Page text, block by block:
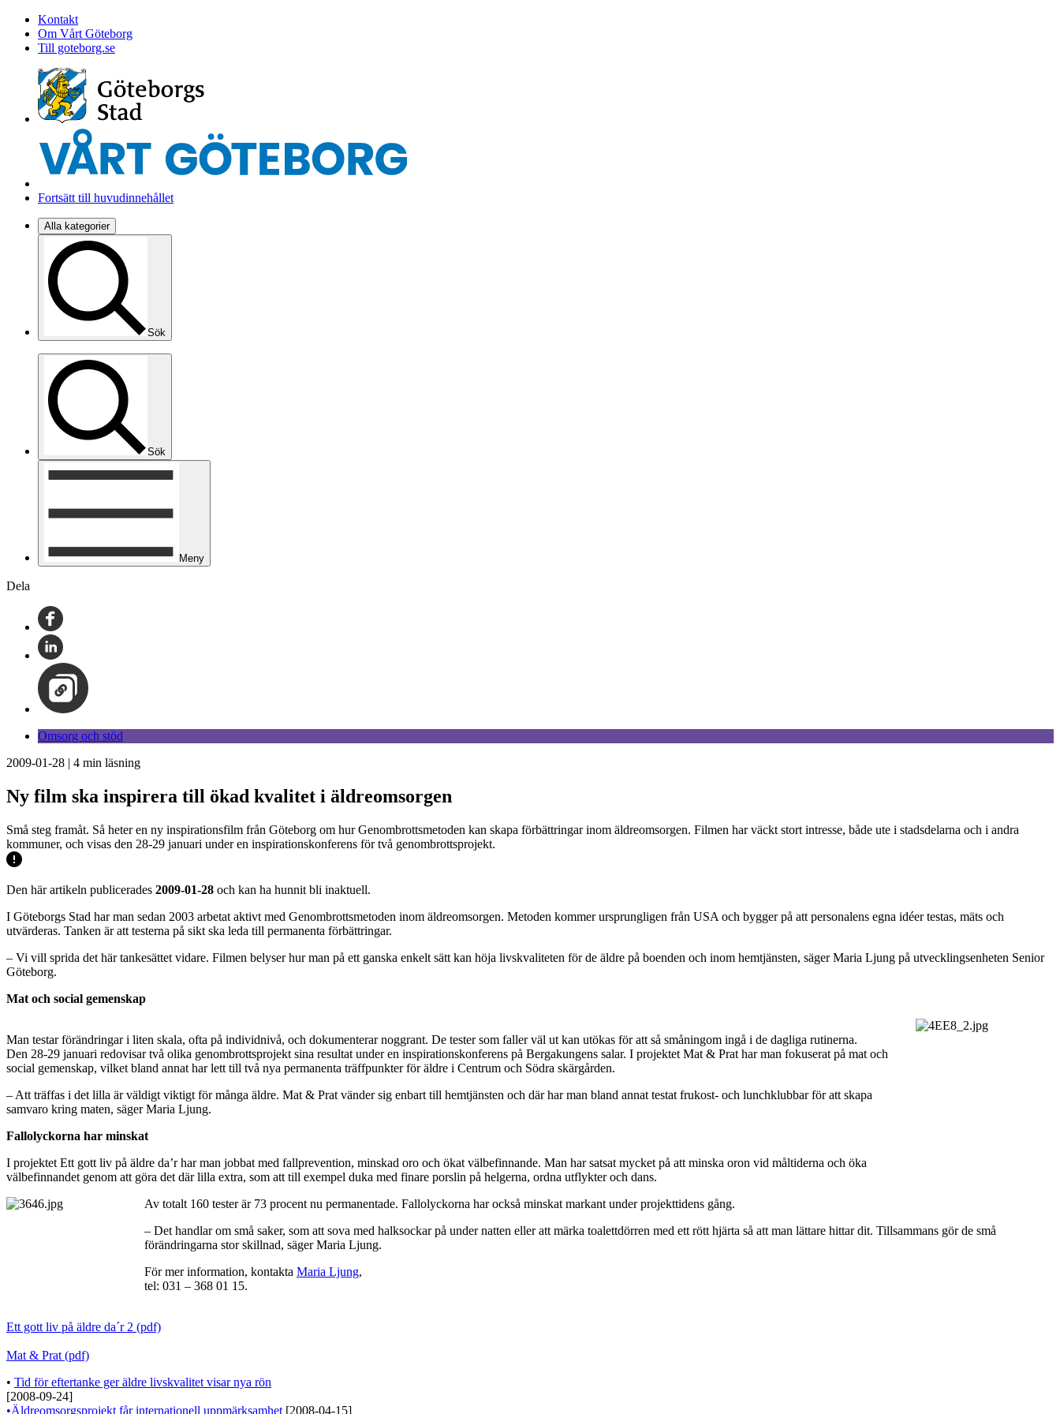
Kontakt
Om Vårt Göteborg
Till goteborg.se
Fortsätt till huvudinnehållet
Alla kategorier
Sök
Sök
Meny
Dela
Omsorg och stöd
2009-01-28 | 4 min läsning
Ny film ska inspirera till ökad kvalitet i äldreomsorgen
Små steg framåt. Så heter en ny inspirationsfilm från Göteborg om hur Genombrottsmetoden kan skapa förbättringar inom äldreomsorgen. Filmen har väckt stort intresse, både ute i stadsdelarna och i andra
kommuner, och visas den 28-29 januari under en inspirationskonferens för två genombrottsprojekt.
Den här artikeln publicerades 2009-01-28 och kan ha hunnit bli inaktuell.
I Göteborgs Stad har man sedan 2003 arbetat aktivt med Genombrottsmetoden inom äldreomsorgen. Metoden kommer ursprungligen från USA och bygger på att personalens egna idéer testas, mäts och
utvärderas. Tanken är att testerna på sikt ska leda till permanenta förbättringar.
– Vi vill sprida det här tankesättet vidare. Filmen belyser hur man på ett ganska enkelt sätt kan höja livskvaliteten för de äldre på boenden och inom hemtjänsten, säger Maria Ljung på utvecklingsenheten Senior
Göteborg.
Mat och social gemenskap
Man testar förändringar i liten skala, ofta på individnivå, och dokumenterar noggrant. De tester som faller väl ut kan utökas för att så småningom ingå i de dagliga rutinerna.
Den 28-29 januari redovisar två olika genombrottsprojekt sina resultat under en inspirationskonferens på Bergakungens salar. I projektet Mat & Prat har man fokuserat på mat och
social gemenskap, vilket bland annat har lett till två nya permanenta träffpunkter för äldre i Centrum och Södra skärgården.
– Att träffas i det lilla är väldigt viktigt för många äldre. Mat & Prat vänder sig enbart till hemtjänsten och där har man bland annat testat frukost- och lunchklubbar för att skapa
samvaro kring maten, säger Maria Ljung.
Fallolyckorna har minskat
I projektet Ett gott liv på äldre da’r har man jobbat med fallprevention, minskad oro och ökat välbefinnande. Man har satsat mycket på att minska oron vid måltiderna och öka
välbefinnandet genom att göra det där lilla extra, som att till exempel duka med finare porslin på helgerna, ordna utflykter och dans.
Av totalt 160 tester är 73 procent nu permanentade. Fallolyckorna har också minskat markant under projekttidens gång.
– Det handlar om små saker, som att sova med halksockar på under natten eller att märka toalettdörren med ett rött hjärta så att man lättare hittar dit. Tillsammans gör de små
förändringarna stor skillnad, säger Maria Ljung.
För mer information, kontakta Maria Ljung,
tel: 031 – 368 01 15.
Ett gott liv på äldre da´r 2 (pdf)
Mat & Prat (pdf)
• Tid för eftertanke ger äldre livskvalitet visar nya rön
[2008-09-24]
•Äldreomsorgsprojekt får internationell uppmärksamhet [2008-04-15]